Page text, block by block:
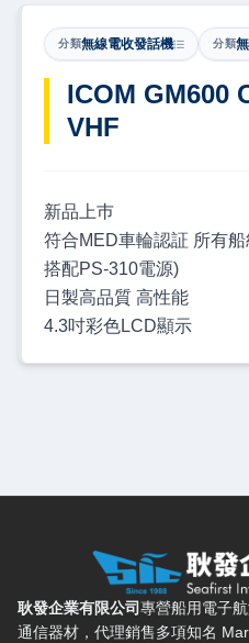
分類無線電收發話機 分類
ICOM GM600
VHF
新品上巿
符合MED車輪認証 所有
搭配PS-310電源)
日製高品質 高性能
4.3吋彩色LCD顯示
耿發企業有限公司 — 網站概
耿發企業有限公司專營船用電子
通信器材，代理銷售多項知名